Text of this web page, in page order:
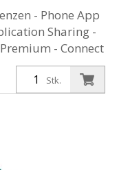
Stk.
- Phone App
Sharing -
- Connect